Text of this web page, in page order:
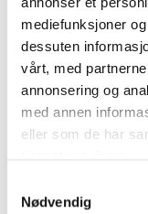
mediefunksjoner
dessuten
vårt, med
annonsering og
med annen
eller som de har
Nødvendig